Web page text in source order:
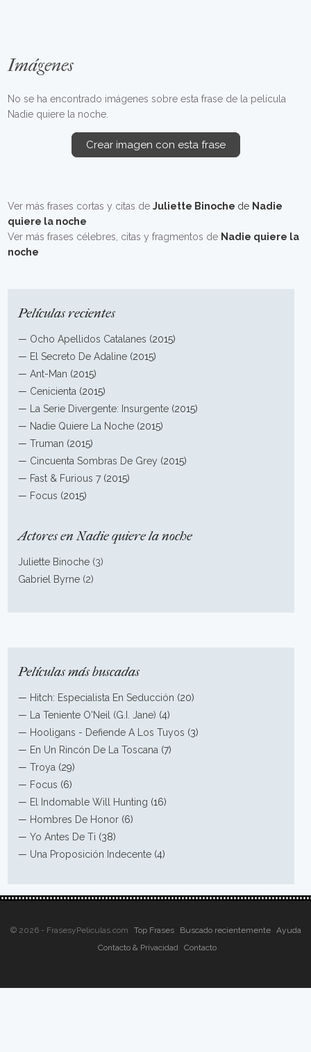
Imágenes
No se ha encontrado imágenes sobre esta frase de la película
Nadie quiere la noche.
Crear imagen con esta frase
Ver más frases cortas y citas deJuliette Binoche de Nadie
quiere la noche
Ver más frases célebres, citas y fragmentos de Nadie quiere la
noche
Películas recientes
— Ocho Apellidos Catalanes (2015)
— El Secreto De Adaline (2015)
—Ant-Man (2015)
— Cenicienta (2015)
—
La Serie Divergente: Insurgente (2015)
— Nadie Quiere La Noche (2015)
—Truman (2015)
— Cincuenta Sombras De Grey (2015)
— Fast & Furious 7 (2015)
— Focus (2015)
Actores en Nadie quiere la noche
Juliette Binoche (3)
Gabriel Byrne (2)
Películas más buscadas
— Hitch: Especialista En Seducción (20)
—
La Teniente O'Neil (G.I. Jane) (4)
— Hooligans - Defiende A Los Tuyos (3)
— En Un Rincón De La Toscana (7)
—Troya (29)
— Focus (6)
— El Indomable Will Hunting (16)
— Hombres De Honor (6)
—Yo Antes De Ti (38)
— Una Proposición Indecente (4)
© 2026 - FrasesyPeliculas.com Top Frases Buscado recientemente
Ayuda
Contacto & Privacidad
Contacto